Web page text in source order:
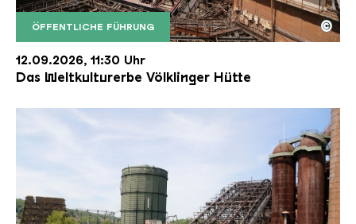
ÖFFENTLICHE FÜHRUNG
Der Erzschrägaufzug der Völklinger Hütte mit
Copyright: Weltkulturerbe Völklinger Hütte | Karl
©
12.09.2026, 11:30 Uhr
Das Weltkulturerbe Völklinger Hütte